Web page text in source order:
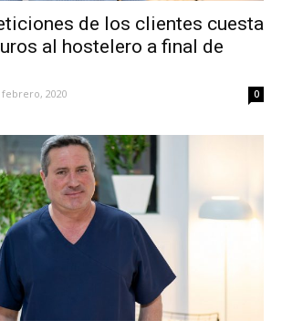
de los clientes cuesta
al hostelero a final de
febrero, 2020 0